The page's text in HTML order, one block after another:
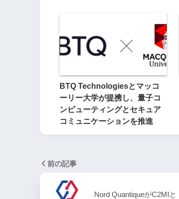
BTQ Technologiesとマッコ
ーリー大学が提携し、量子コ
ンピューティングとセキュア
コミュニケーションを推進
前の記事
Nord QuantiqueがC2MIと